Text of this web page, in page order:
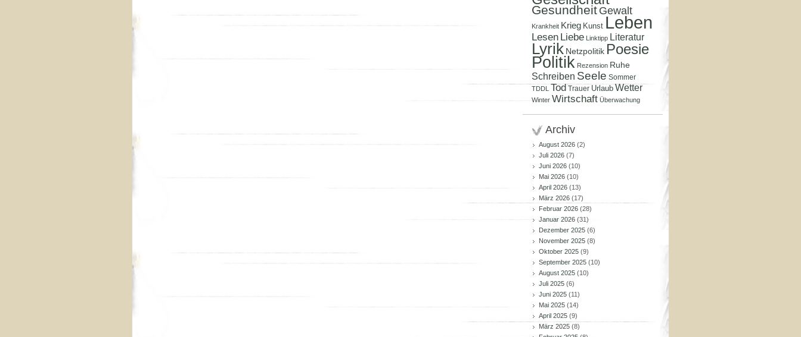
Gesundheit Gewalt
Krankheit Krieg Kunst Leben
Lesen Liebe Linktipp Literatur
Lyrik Netzpolitik Poesie
Politik Rezension Ruhe
Schreiben Seele Sommer
TDDL Tod Trauer Urlaub Wetter
Winter Wirtschaft Überwachung
Archiv
August 2026 (2)
Juli 2026 (7)
Juni 2026 (10)
Mai 2026 (10)
April 2026 (13)
März 2026 (17)
Februar 2026 (28)
Januar 2026 (31)
Dezember 2025 (6)
November 2025 (8)
Oktober 2025 (9)
September 2025 (10)
August 2025 (10)
Juli 2025 (6)
Juni 2025 (11)
Mai 2025 (14)
April 2025 (9)
März 2025 (8)